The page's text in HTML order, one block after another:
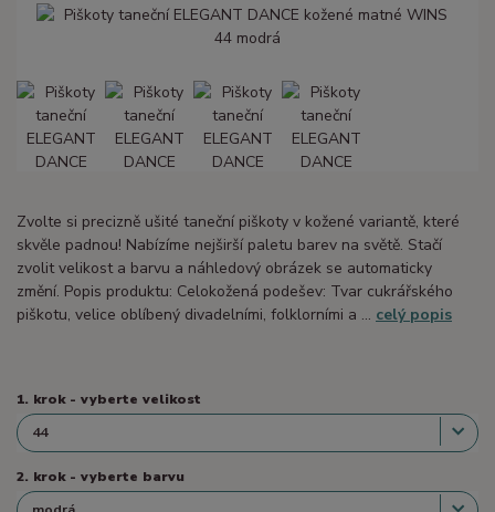
Zvolte si precizně ušité taneční piškoty v kožené variantě, které
skvěle padnou! Nabízíme nejširší paletu barev na světě. Stačí
zvolit velikost a barvu a náhledový obrázek se automaticky
změní. Popis produktu: Celokožená podešev: Tvar cukrářského
piškotu, velice oblíbený divadelními, folklorními a ... celý popis
1. krok - vyberte velikost
2. krok - vyberte barvu